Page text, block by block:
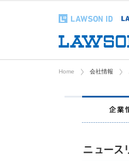
Home 会社情報